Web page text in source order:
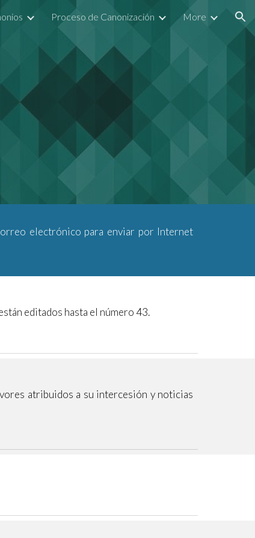
Proceso de Canonización More
electrónico para enviar por Internet
editados hasta el número 43.
atribuidos a su intercesión y noticias